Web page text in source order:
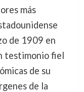
más
de 1909 en
testimonio fiel
de su
de la